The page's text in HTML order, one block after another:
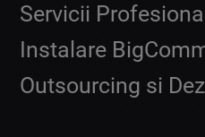
Servicii
Instalare
Outsourcing si